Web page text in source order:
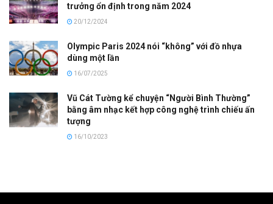
trưởng ổn định trong năm 2024
20/12/2024
Olympic Paris 2024 nói “không” với đồ nhựa
dùng một lần
16/07/2025
Vũ Cát Tường kể chuyện “Người Bình Thường”
bằng âm nhạc kết hợp công nghệ trình chiếu ấn
tượng
16/10/2023